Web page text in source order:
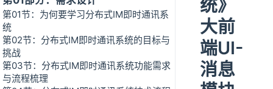
第01节：为何要学习分布式IM即时通讯系
统
第02节：分布式IM即时通讯系统的目标与
挑战
第03节：分布式IM即时通讯系统功能需求
与流程梳理
统》
大前
端UI-
消息